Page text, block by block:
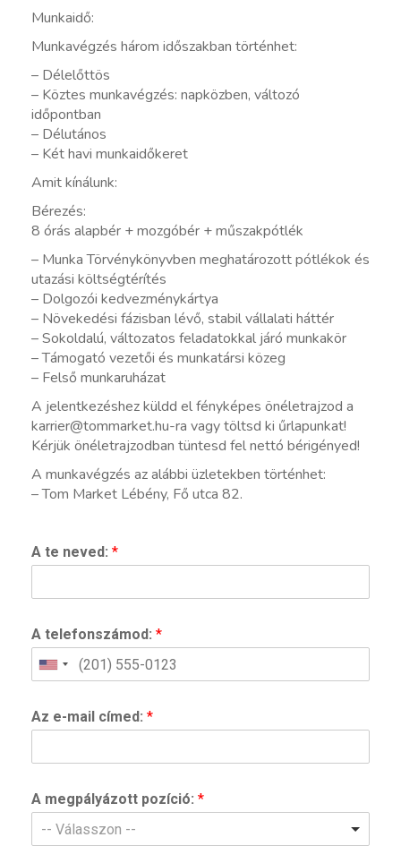
Munkaidő:
Munkavégzés három időszakban történhet:
– Délelőttös
– Köztes munkavégzés: napközben, változó
időpontban
– Délutános
– Két havi munkaidőkeret
Amit kínálunk:
Bérezés:
8 órás alapbér + mozgóbér + műszakpótlék
– Munka Törvénykönyvben meghatározott pótlékok és
utazási költségtérítés
– Dolgozói kedvezménykártya
– Növekedési fázisban lévő, stabil vállalati háttér
– Sokoldalú, változatos feladatokkal járó munkakör
– Támogató vezetői és munkatársi közeg
– Felső munkaruházat
A jelentkezéshez küldd el fényképes önéletrajzod a
karrier@tommarket.hu-ra vagy töltsd ki űrlapunkat!
Kérjük önéletrajzodban tüntesd fel nettó bérigényed!
A munkavégzés az alábbi üzletekben történhet:
– Tom Market Lébény, Fő utca 82.
A te neved: *
A telefonszámod: *
Az e-mail címed: *
A megpályázott pozíció: *
-- Válasszon --